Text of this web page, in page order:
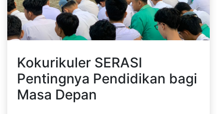
Kokurikuler SERASI
Pentingnya Pendidikan bagi
Masa Depan